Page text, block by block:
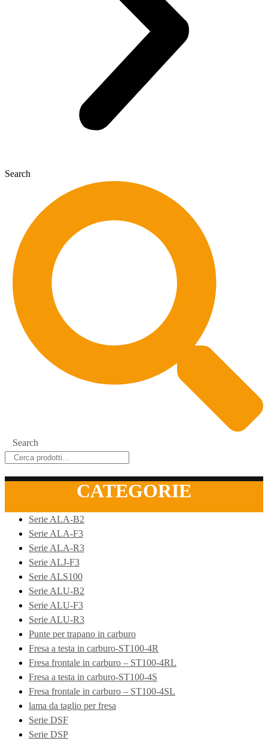
Search
Search
CATEGORIE
Serie ALA-B2
Serie ALA-F3
Serie ALA-R3
Serie ALJ-F3
Serie ALS100
Serie ALU-B2
Serie ALU-F3
Serie ALU-R3
Punte per trapano in carburo
Fresa a testa in carburo-ST100-4R
Fresa frontale in carburo – ST100-4RL
Fresa a testa in carburo-ST100-4S
Fresa frontale in carburo – ST100-4SL
lama da taglio per fresa
Serie DSF
Serie DSP